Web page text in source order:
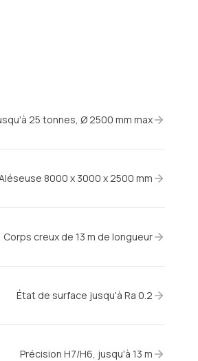
25 tonnes, Ø 2500 mm max
8000 x 3000 x 2500 mm
Corps creux de 13 m de longueur
État de surface jusqu'à Ra 0.2
Précision H7/H6, jusqu'à 13 m